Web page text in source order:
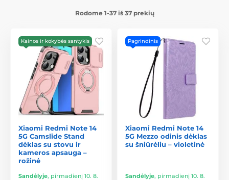
Rodome 1-37 iš 37 prekių
Kainos ir kokybės santykis
Xiaomi Redmi Note 14
5G Camslide Stand
dėklas su stovu ir
kameros apsauga –
rožinė
Sandėlyje, pirmadienį 10. 8.
Pagrindinis
Xiaomi Redmi Note 14
5G Mezzo odinis dėklas
su šniūrėliu – violetinė
Sandėlyje, pirmadienį 10. 8.